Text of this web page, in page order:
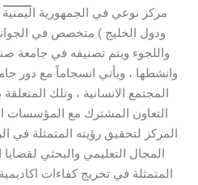
مركز نوعي في الجمهورية
ودول الخليج ) متخصص في
واللجوء ويتم تصنيفه في جامعة
وانشطها ، ويأتي انسجاماً مع دور
المجتمع الانسانية ، وتلك
التعاون المشترك مع المؤسسات
المركز لتحقيق رؤيته المتمثلة في
المجال التعليمي والبحثي لقضايا
المتمثلة في تخريج كفاءات